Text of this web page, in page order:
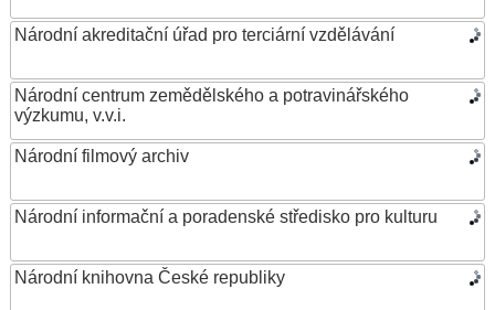
Národní akreditační úřad pro terciární vzdělávání
Národní centrum zemědělského a potravinářského
výzkumu, v.v.i.
Národní filmový archiv
Národní informační a poradenské středisko pro kulturu
Národní knihovna České republiky